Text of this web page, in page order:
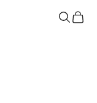
Ara Sepet